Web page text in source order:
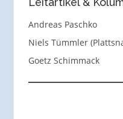
Andreas Paschko
Niels Tümmler
Goetz Schimmack